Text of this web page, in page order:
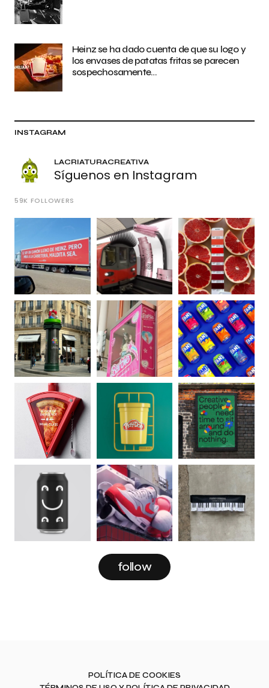
Heinz se ha dado cuenta de que su logo y
los envases de patatas fritas se parecen
sospechosamente…
INSTAGRAM
LACRIATURACREATIVA
Síguenos en Instagram
59K FOLLOWERS
follow
POLÍTICA DE COOKIES